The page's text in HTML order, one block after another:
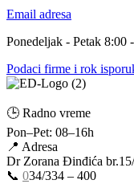
Email adresa
Ponedeljak - Petak 8:00
Podaci firme i rok
🕒 Radno vreme
Pon–Pet: 08–16h
📍 Adresa
Dr Zorana Đinđića
📞 034/334 – 400